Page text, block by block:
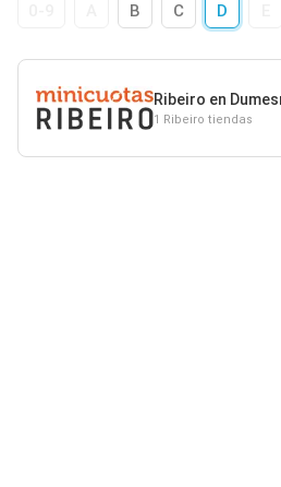
B C D
Ribeiro en
1 Ribeiro tiendas